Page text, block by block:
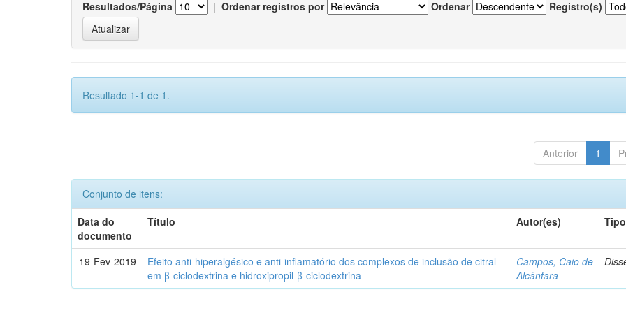
Resultados/Página | Ordenar registros por Ordenar Registro(s)
Resultado 1-1 de 1.
Anterior 1
Conjunto de itens:
Data do
documento
Título Autor(es) Tipo
19-Fev-2019
Efeito anti-hiperalgésico e anti-inflamatório dos complexos de inclusão de citral
em β-ciclodextrina e hidroxipropil-β-ciclodextrina
Campos, Caio de
Alcântara